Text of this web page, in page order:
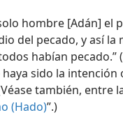
hombre [Adán] el
del pecado, y así la
habían pecado.”
sido la intención
también, entre
(Hado)”.)